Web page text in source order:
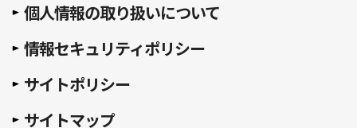
個人情報の取り扱いについて
情報セキュリティポリシー
サイトポリシー
サイトマップ